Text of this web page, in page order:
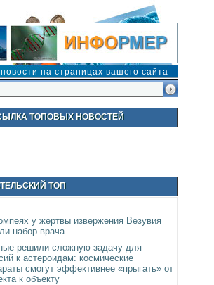
на страницах вашего сайта
ТОПОВЫХ НОВОСТЕЙ
ТОП
у жертвы извержения Везувия
набор врача
решили сложную задачу для
к астероидам: космические
смогут эффективнее «прыгать» от
к объекту